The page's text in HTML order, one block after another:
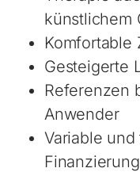
künstlichem
Komfortable
Gesteigerte
Referenzen
Anwender
Variable